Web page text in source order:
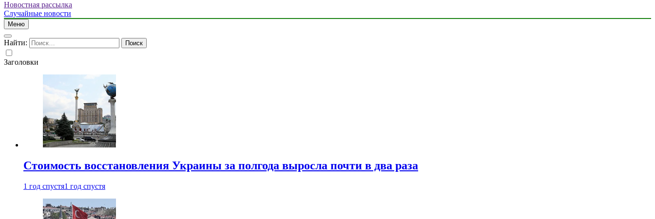
Новостная рассылка
Случайные новости
Меню
Найти:
Заголовки
Стоимость восстановления Украины за полгода выросла почти в два раза
1 год спустя1 год спустя